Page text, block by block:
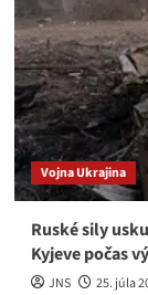
je
to
totalitná
Vojna Ukrajina
Ruské sily
Kyjeve počas
JNS
25. júla